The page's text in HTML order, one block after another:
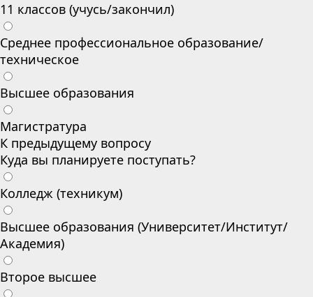
11 классов (учусь/закончил)
Среднее профессиональное образование/
техническое
Высшее образования
Магистратура
К предыдущему вопросу
Куда вы планируете поступать?
Колледж (техникум)
Высшее образования (Университет/Институт/
Академия)
Второе высшее